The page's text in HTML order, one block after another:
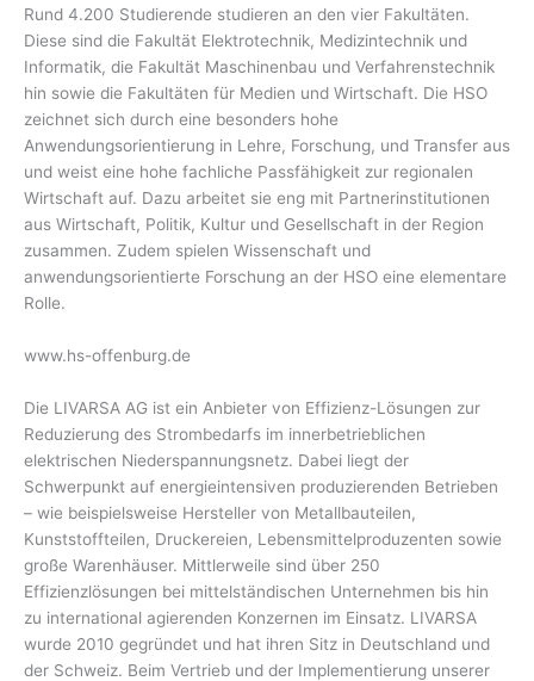
Rund 4.200 Studierende studieren an den vier Fakultäten.
Diese sind die Fakultät Elektrotechnik, Medizintechnik und
Informatik, die Fakultät Maschinenbau und Verfahrenstechnik
hin sowie die Fakultäten für Medien und Wirtschaft. Die HSO
zeichnet sich durch eine besonders hohe
Anwendungsorientierung in Lehre, Forschung, und Transfer aus
und weist eine hohe fachliche Passfähigkeit zur regionalen
Wirtschaft auf. Dazu arbeitet sie eng mit Partnerinstitutionen
aus Wirtschaft, Politik, Kultur und Gesellschaft in der Region
zusammen. Zudem spielen Wissenschaft und
anwendungsorientierte Forschung an der HSO eine elementare
Rolle.
www.hs-offenburg.de
Die LIVARSA AG ist ein Anbieter von Effizienz-Lösungen zur
Reduzierung des Strombedarfs im innerbetrieblichen
elektrischen Niederspannungsnetz. Dabei liegt der
Schwerpunkt auf energieintensiven produzierenden Betrieben
– wie beispielsweise Hersteller von Metallbauteilen,
Kunststoffteilen, Druckereien, Lebensmittelproduzenten sowie
große Warenhäuser. Mittlerweile sind über 250
Effizienzlösungen bei mittelständischen Unternehmen bis hin
zu international agierenden Konzernen im Einsatz. LIVARSA
wurde 2010 gegründet und hat ihren Sitz in Deutschland und
der Schweiz. Beim Vertrieb und der Implementierung unserer